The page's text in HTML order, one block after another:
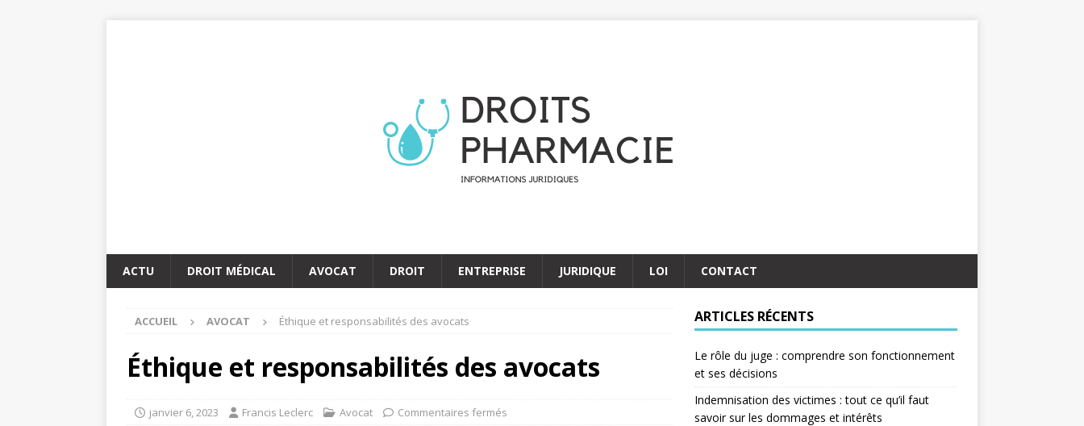
ACTU DROIT MÉDICAL AVOCAT DROIT ENTREPRISE JURIDIQUE LOI CONTACT
ACCUEIL AVOCAT Éthique et responsabilités des avocats
Éthique et responsabilités des avocats
janvier 6, 2023 Francis Leclerc Avocat Commentaires fermés
ARTICLES RÉCENTS
Le rôle du juge : comprendre son fonctionnement
et ses décisions
Indemnisation des victimes : tout ce qu’il faut
savoir sur les dommages et intérêts